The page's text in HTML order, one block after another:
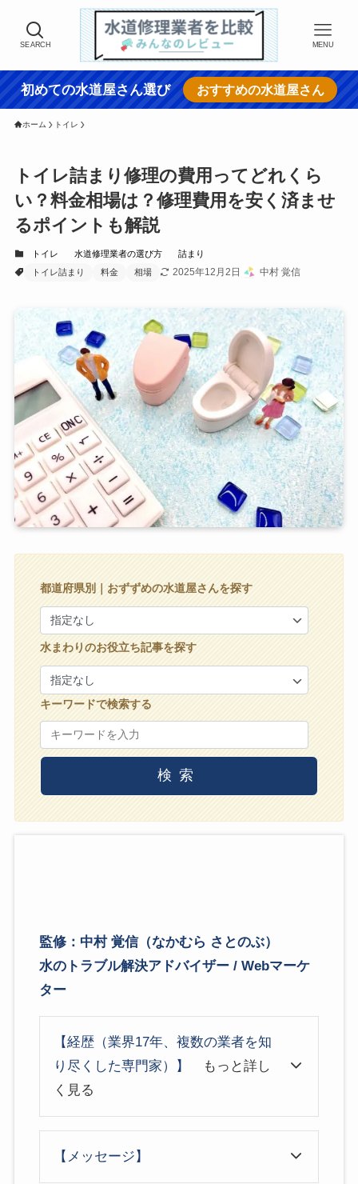
SEARCH MENU
初めての水道屋さん選び おすすめの水道屋さん
ホーム トイレ
トイレ詰まり修理の費用ってどれくら
い？料金相場は？修理費用を安く済ませ
るポイントも解説
トイレ 水道修理業者の選び方
詰まり
トイレ詰まり
料金 相場 2025年12月2日 中村 覚信
都道府県別｜おずずめの水道屋さんを探す
水まわりのお役立ち記事を探す
キーワードで検索する
検索
監修：中村 覚信（なかむら さとのぶ）
水のトラブル解決アドバイザー / Webマーケ
ター
【経歴（業界17年、複数の業者を知
り尽くした専門家）】
もっと詳し
く見る
【メッセージ】